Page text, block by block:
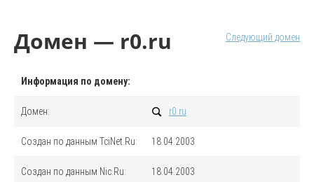
Следующий домен
Домен — r0.ru
Информация по домену:
Домен: r0.ru
Создан по данным TciNet.Ru: 18.04.2003
Создан по данным Nic.Ru: 18.04.2003